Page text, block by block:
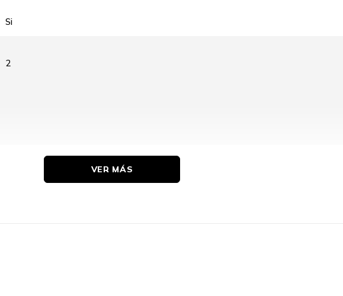
Si
2
VER MÁS